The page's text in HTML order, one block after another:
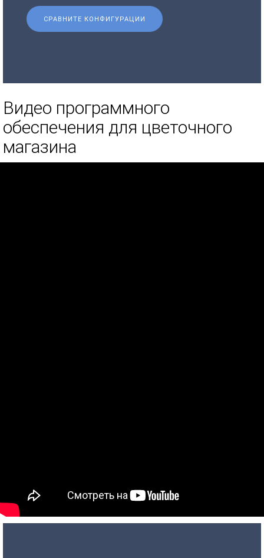
СРАВНИТЕ КОНФИГУРАЦИИ
Видео программного
обеспечения для цветочного
магазина